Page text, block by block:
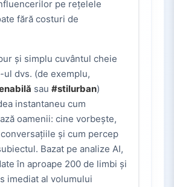
pe rețelele
fără costuri de
și simplu cuvântul cheie
ul dvs. (de exemplu,
sau #stilurban)
instantaneu cum
oamenii: cine vorbește,
și cum percep
Bazat pe analize AI,
în aproape 200 de limbi și
imediat al volumului